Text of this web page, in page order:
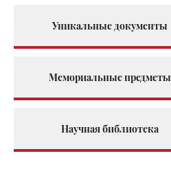
Уникальные документы
Мемориальные предметы
Научная библиотека